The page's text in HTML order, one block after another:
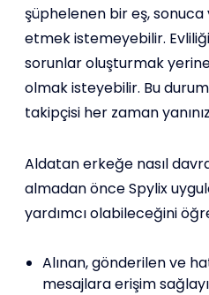
şüphelenen bir eş,
etmek istemeyebilir.
sorunlar oluşturmak
olmak isteyebilir. Bu
takipçisi her zaman
Aldatan erkeğe nasıl
almadan önce Spylix
yardımcı olabileceğini
Alınan, gönderilen ve
mesajlara erişim